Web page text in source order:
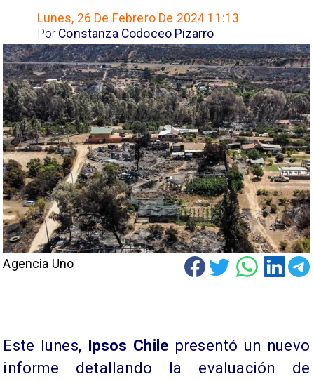
Lunes, 26 De Febrero De 2024 11:13
Constanza Codoceo Pizarro
Por
Agencia Uno
​Este lunes, Ipsos Chile presentó un nuevo
informe detallando la evaluación de